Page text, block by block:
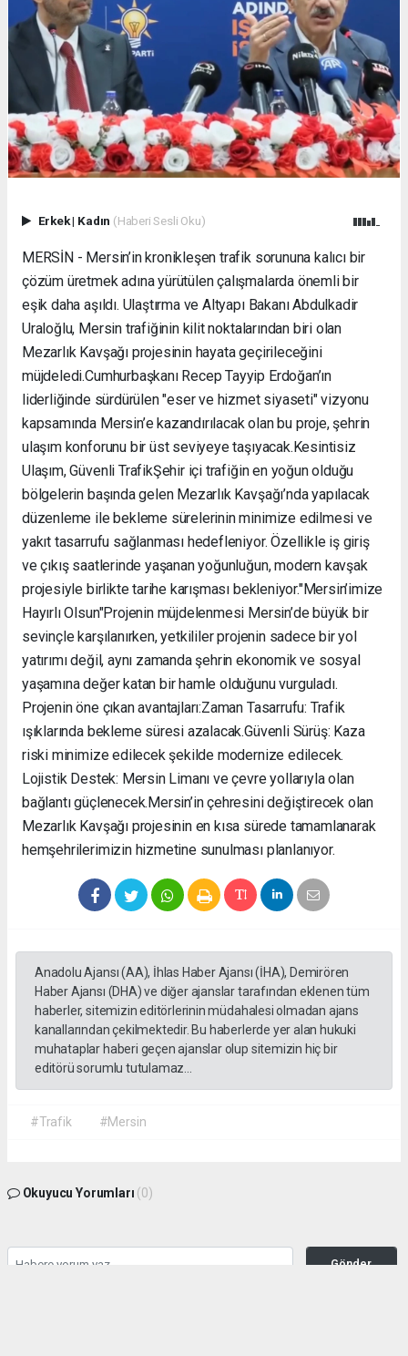
Erkek| Kadın (Haberi Sesli Oku)
MERSİN - Mersin’in kronikleşen trafik sorununa kalıcı bir
çözüm üretmek adına yürütülen çalışmalarda önemli bir
eşik daha aşıldı. Ulaştırma ve Altyapı Bakanı Abdulkadir
Uraloğlu, Mersin trafiğinin kilit noktalarından biri olan
Mezarlık Kavşağı projesinin hayata geçirileceğini
müjdeledi. ​Cumhurbaşkanı Recep Tayyip Erdoğan’ın
liderliğinde sürdürülen "eser ve hizmet siyaseti" vizyonu
kapsamında Mersin’e kazandırılacak olan bu proje, şehrin
ulaşım konforunu bir üst seviyeye taşıyacak. ​Kesintisiz
Ulaşım, Güvenli Trafik ​Şehir içi trafiğin en yoğun olduğu
bölgelerin başında gelen Mezarlık Kavşağı’nda yapılacak
düzenleme ile bekleme sürelerinin minimize edilmesi ve
yakıt tasarrufu sağlanması hedefleniyor. Özellikle iş giriş
ve çıkış saatlerinde yaşanan yoğunluğun, modern kavşak
projesiyle birlikte tarihe karışması bekleniyor. ​"Mersin’imize
Hayırlı Olsun" ​Projenin müjdelenmesi Mersin’de büyük bir
sevinçle karşılanırken, yetkililer projenin sadece bir yol
yatırımı değil, aynı zamanda şehrin ekonomik ve sosyal
yaşamına değer katan bir hamle olduğunu vurguladı. ​
Projenin öne çıkan avantajları: ​Zaman Tasarrufu: Trafik
ışıklarında bekleme süresi azalacak. ​Güvenli Sürüş: Kaza
riski minimize edilecek şekilde modernize edilecek. ​
Lojistik Destek: Mersin Limanı ve çevre yollarıyla olan
bağlantı güçlenecek. ​Mersin’in çehresini değiştirecek olan
Mezarlık Kavşağı projesinin en kısa sürede tamamlanarak
hemşehrilerimizin hizmetine sunulması planlanıyor.
Anadolu Ajansı (AA), İhlas Haber Ajansı (İHA), Demirören
Haber Ajansı (DHA) ve diğer ajanslar tarafından eklenen tüm
haberler, sitemizin editörlerinin müdahalesi olmadan ajans
kanallarından çekilmektedir. Bu haberlerde yer alan hukuki
muhataplar haberi geçen ajanslar olup sitemizin hiç bir
editörü sorumlu tutulamaz...
#Trafik #Mersin
Okuyucu Yorumları (0)
Gönder